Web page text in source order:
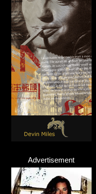
Advertisement